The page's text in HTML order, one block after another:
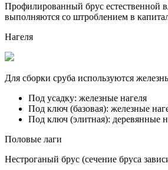
Профилированный брус естественной
выполняются со штроблением в
Нагеля
Для сборки сруба используются
Под усадку: железные нагеля
Под ключ (базовая): железные
Под ключ (элитная): деревянные
Половые лаги
Нестроганый брус (сечение бруса